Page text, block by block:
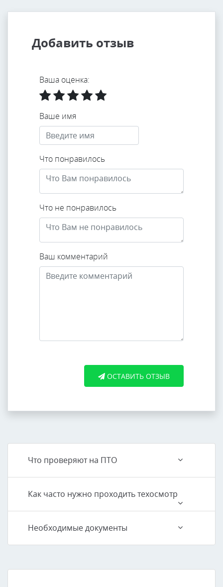
Добавить отзыв
Ваша оценка:
Ваше имя
Что понравилось
Что не понравилось
Ваш комментарий
ОСТАВИТЬ ОТЗЫВ
Что проверяют на ПТО
Как часто нужно проходить техосмотр
Необходимые документы